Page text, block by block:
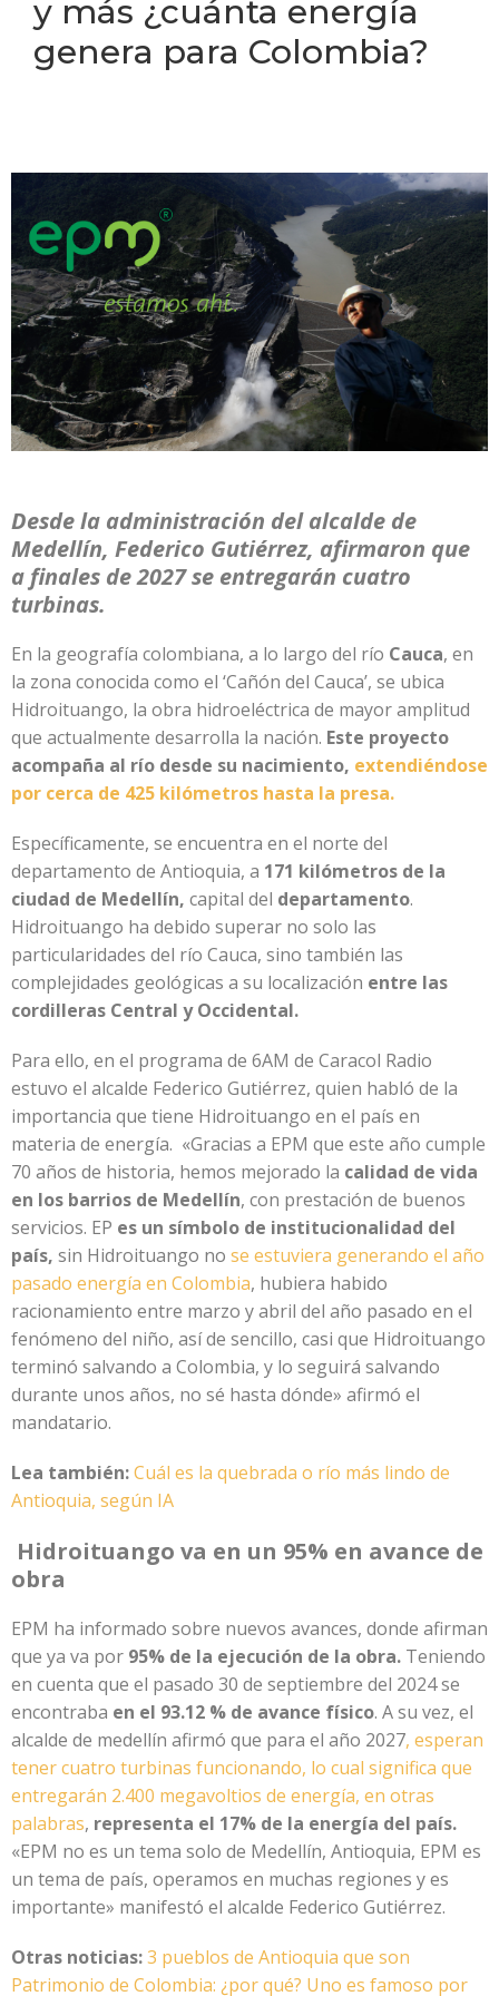
y más ¿cuánta energía
genera para Colombia?
Desde la administración del alcalde de
Medellín, Federico Gutiérrez, afirmaron que
a finales de 2027 se entregarán cuatro
turbinas.
En la geografía colombiana, a lo largo del río Cauca, en
la zona conocida como el ‘Cañón del Cauca’, se ubica
Hidroituango, la obra hidroeléctrica de mayor amplitud
que actualmente desarrolla la nación. Este proyecto
acompaña al río desde su nacimiento, extendiéndose
por cerca de 425 kilómetros hasta la presa.
Específicamente, se encuentra en el norte del
departamento de Antioquia, a 171 kilómetros de la
ciudad de Medellín, capital del departamento.
Hidroituango ha debido superar no solo las
particularidades del río Cauca, sino también las
complejidades geológicas a su localización entre las
cordilleras Central y Occidental.
Para ello, en el programa de 6AM de Caracol Radio
estuvo el alcalde Federico Gutiérrez, quien habló de la
importancia que tiene Hidroituango en el país en
materia de energía. «Gracias a EPM que este año cumple
70 años de historia, hemos mejorado la calidad de vida
en los barrios de Medellín, con prestación de buenos
servicios. EP es un símbolo de institucionalidad del
país, sin Hidroituango no se estuviera generando el año
pasado energía en Colombia, hubiera habido
racionamiento entre marzo y abril del año pasado en el
fenómeno del niño, así de sencillo, casi que Hidroituango
terminó salvando a Colombia, y lo seguirá salvando
durante unos años, no sé hasta dónde» afirmó el
mandatario.
Lea también:Cuál es la quebrada o río más lindo de
Antioquia, según IA
Hidroituango va en un 95% en avance de
obra
EPM ha informado sobre nuevos avances, donde afirman
que ya va por 95% de la ejecución de la obra. Teniendo
en cuenta que el pasado 30 de septiembre del 2024 se
encontraba en el 93.12 % de avance físico. A su vez, el
alcalde de medellín afirmó que para el año 2027, esperan
tener cuatro turbinas funcionando, lo cual significa que
entregarán 2.400 megavoltios de energía, en otras
palabras, representa el 17% de la energía del país.
«EPM no es un tema solo de Medellín, Antioquia, EPM es
un tema de país, operamos en muchas regiones y es
importante» manifestó el alcalde Federico Gutiérrez.
Otras noticias:3 pueblos de Antioquia que son
Patrimonio de Colombia: ¿por qué? Uno es famoso por